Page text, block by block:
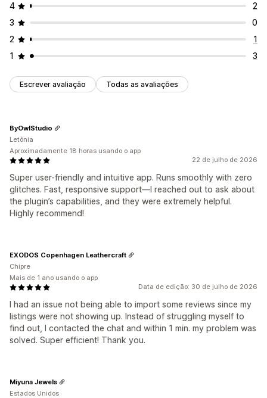
4
2
3
0
2
1
1
3
Escrever avaliação Todas as avaliações
22 de julho de 2026
Super user-friendly and intuitive app. Runs smoothly with zero
glitches. Fast, responsive support—I reached out to ask about
the plugin’s capabilities, and they were extremely helpful.
Highly recommend!
ByOwlStudio
Letônia
Aproximadamente 18 horas usando o app
Data de edição: 30 de julho de 2026
I had an issue not being able to import some reviews since my
listings were not showing up. Instead of struggling myself to
find out, I contacted the chat and within 1 min. my problem was
solved. Super efficient! Thank you.
EXODOS Copenhagen Leathercraft
Chipre
Mais de 1 ano usando o app
Miyuna Jewels
Estados Unidos